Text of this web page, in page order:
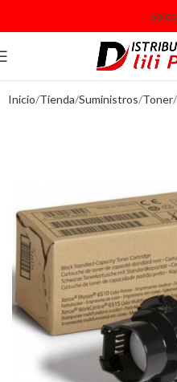
Inicio Tienda Suministros Toner